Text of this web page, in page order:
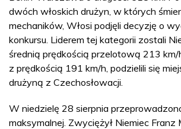
dwóch włoskich drużyn, w których
mechaników, Włosi podjęli decyzję o
konkursu. Liderem tej kategorii zostali
średnią prędkością przelotową 213 km/
z prędkością 191 km/h, podzielili się
drużyną z Czechosłowacji.
W niedzielę 28 sierpnia
maksymalnej. Zwyciężył Niemiec Franz